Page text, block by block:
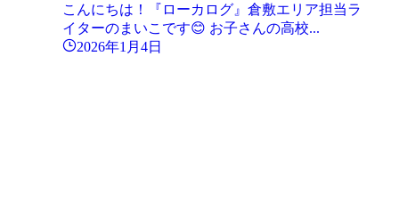
こんにちは！『ローカログ』倉敷エリア担当ラ
イターのまいこです😊 お子さんの高校...
2026年1月4日